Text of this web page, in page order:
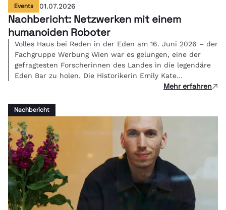
Events 01.07.2026
Nachbericht: Netzwerken mit einem
humanoiden Roboter
Volles Haus bei Reden in der Eden am 16. Juni 2026 – der
Fachgruppe Werbung Wien war es gelungen, eine der
gefragtesten Forscherinnen des Landes in die legendäre
Eden Bar zu holen. Die Historikerin Emily Kate
Genatowski und Roboter Tova berichteten live über ihre
Mehr erfahren
Nachbericht